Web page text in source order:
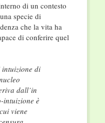
di un contesto
specie di
che la vita ha
di conferire quel
di
dall’in
intuizione è
viene